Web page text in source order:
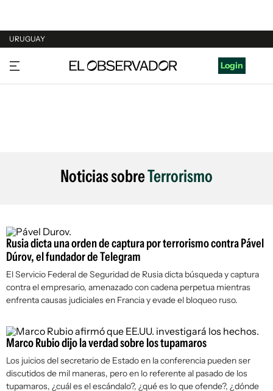
URUGUAY
URUGUAY
ARGENTINA
Login
Noticias sobreTerrorismo
Rusia dicta una orden de captura por terrorismo contra Pável
Dúrov, el fundador de Telegram
El Servicio Federal de Seguridad de Rusia dicta búsqueda y captura
contra el empresario, amenazado con cadena perpetua mientras
enfrenta causas judiciales en Francia y evade el bloqueo ruso.
Marco Rubio dijo la verdad sobre los tupamaros
Los juicios del secretario de Estado en la conferencia pueden ser
discutidos de mil maneras, pero en lo referente al pasado de los
tupamaros, ¿cuál es el escándalo?, ¿qué es lo que ofende?, ¿dónde